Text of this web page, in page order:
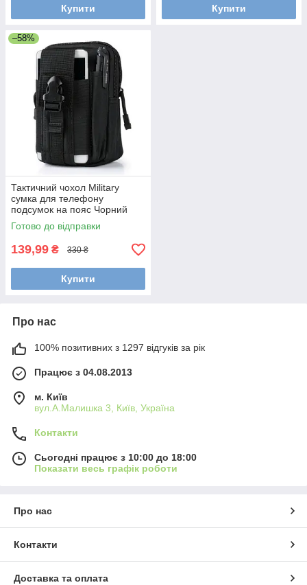
Купити Купити
–58%
Тактичний чохол Military
сумка для телефону
подсумок на пояс Чорний
Готово до відправки
139,99 ₴ 330 ₴
Купити
Про нас
100% позитивних з 1297 відгуків за рік
Працює з 04.08.2013
м. Київ
вул.А.Малишка 3, Київ, Україна
Контакти
Сьогодні працює з 10:00 до 18:00
Показати весь графік роботи
Про нас
Контакти
Доставка та оплата